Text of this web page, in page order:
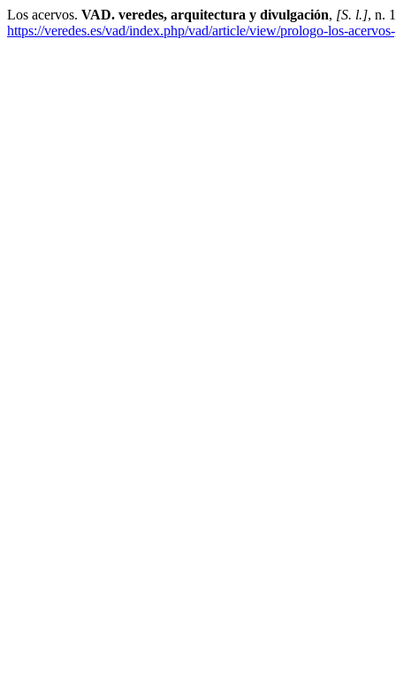
Los acervos. VAD. veredes, arquitectura y divulgación, [S. l.], n.
https://veredes.es/vad/index.php/vad/article/view/prologo-los-